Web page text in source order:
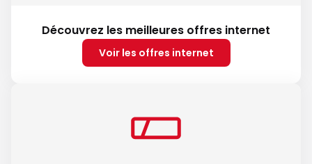
Découvrez les meilleures offres internet
Voir les offres internet